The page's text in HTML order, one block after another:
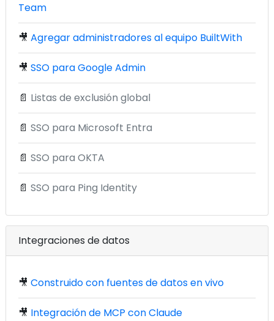
Team
🎥 Agregar administradores al equipo BuiltWith
🎥 SSO para Google Admin
📄 Listas de exclusión global
📄 SSO para Microsoft Entra
📄 SSO para OKTA
📄 SSO para Ping Identity
Integraciones de datos
🎥 Construido con fuentes de datos en vivo
🎥 Integración de MCP con Claude